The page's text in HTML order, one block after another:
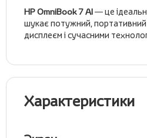
HP OmniBook 7 AI— це
шукає потужний, портативний
дисплеєм і сучасними
Характеристики